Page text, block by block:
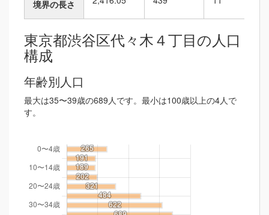
境界の長さ
東京都渋谷区代々木４丁目の人口
構成
年齢別人口
最大は35〜39歳の689人です。最小は100歳以上の4人で
す。